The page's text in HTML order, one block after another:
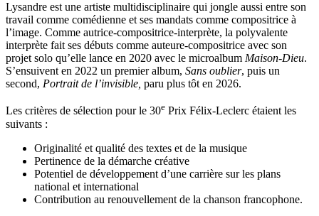
Lysandre est une artiste multidisciplinaire qui jongle aussi entre son
travail comme comédienne et ses mandats comme compositrice à
l’image. Comme autrice-compositrice-interprète, la polyvalente
interprète fait ses débuts comme auteure-compositrice avec son
projet solo qu’elle lance en 2020 avec le microalbum Maison-Dieu.
S’ensuivent en 2022 un premier album, Sans oublier, puis un
second, Portrait de l’invisible, paru plus tôt en 2026.
Les critères de sélection pour le 30e Prix Félix-Leclerc étaient les
suivants :
Originalité et qualité des textes et de la musique
Pertinence de la démarche créative
Potentiel de développement d’une carrière sur les plans
national et international
Contribution au renouvellement de la chanson francophone.